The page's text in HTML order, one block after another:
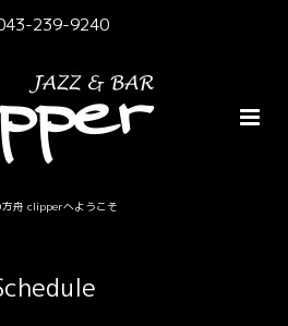
239-9240
方舟 clipperへようこそ